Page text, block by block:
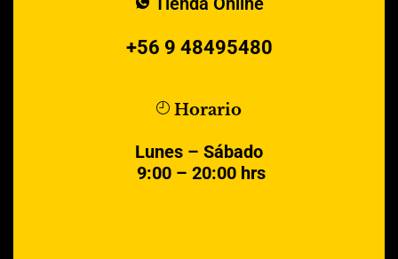
+56 9 48495480
Horario
Lunes – Sábado
9:00 – 20:00 hrs